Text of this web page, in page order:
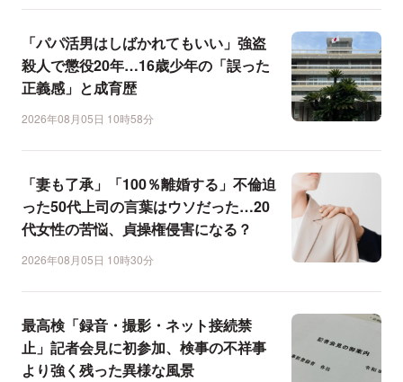
「パパ活男はしばかれてもいい」強盗
殺人で懲役20年…16歳少年の「誤った
正義感」と成育歴
2026年08月05日 10時58分
「妻も了承」「100％離婚する」不倫迫
った50代上司の言葉はウソだった…20
代女性の苦悩、貞操権侵害になる？
2026年08月05日 10時30分
最高検「録音・撮影・ネット接続禁
止」記者会見に初参加、検事の不祥事
より強く残った異様な風景